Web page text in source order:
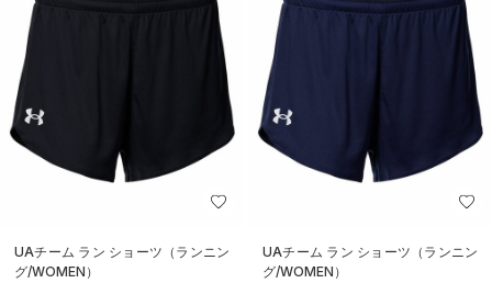
UAチーム ラン ショーツ（ランニン
グ/WOMEN）
UAチーム ラン ショーツ（ランニン
グ/WOMEN）